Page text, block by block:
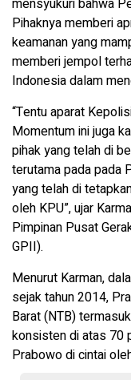
mensyukuri bahwa
Pihaknya memberi
keamanan yang
memberi jempol
Indonesia dalam
“Tentu aparat
Momentum ini juga
pihak yang telah di
terutama pada pada
yang telah di
oleh KPU”, ujar
Pimpinan Pusat
GPII).
Menurut Karman,
sejak tahun 2014,
Barat (NTB)
konsisten di atas 70
Prabowo di cintai